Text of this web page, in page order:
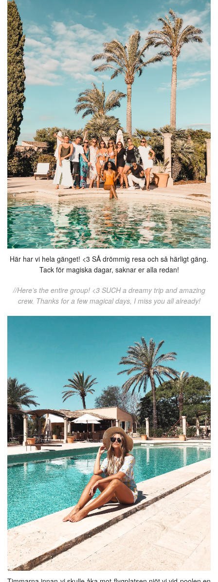
Här har vi hela gänget! <3 SÅ drömmig resa och så härligt gäng.
Tack för magiska dagar, saknar er alla redan!
//Here’s the entire group! <3 SUCH a dreamy trip and amazing
crew. Thanks for a few magical days, I miss you all already!